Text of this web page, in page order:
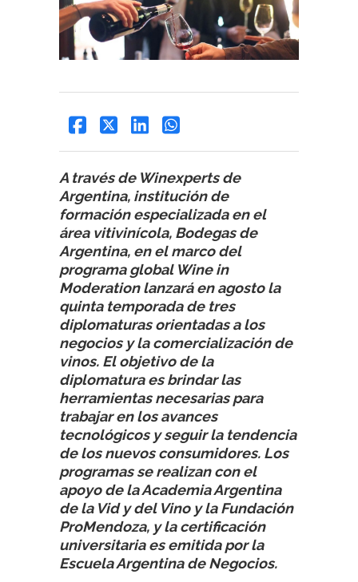
A través de Winexperts de
Argentina, institución de
formación especializada en el
área vitivinícola, Bodegas de
Argentina, en el marco del
programa global Wine in
Moderation lanzará en agosto la
quinta temporada de tres
diplomaturas orientadas a los
negocios y la comercialización de
vinos. El objetivo de la
diplomatura es brindar las
herramientas necesarias para
trabajar en los avances
tecnológicos y seguir la tendencia
de los nuevos consumidores. Los
programas se realizan con el
apoyo de la Academia Argentina
de la Vid y del Vino y la Fundación
ProMendoza, y la certificación
universitaria es emitida por la
Escuela Argentina de Negocios.